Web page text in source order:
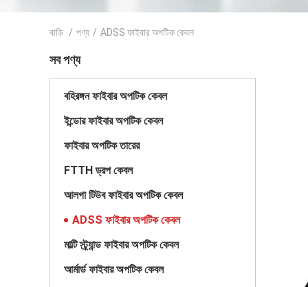
বাড়ি / পণ্য / ADSS ফাইবার অপটিক কেবল
সব পণ্য
বহিরঙ্গন ফাইবার অপটিক কেবল
ইন্ডোর ফাইবার অপটিক কেবল
ফাইবার অপটিক তারের
FTTH ড্রপ কেবল
আলগা টিউব ফাইবার অপটিক কেবল
ADSS ফাইবার অপটিক কেবল
মাল্টি স্ট্র্যান্ড ফাইবার অপটিক কেবল
আর্মার্ড ফাইবার অপটিক কেবল